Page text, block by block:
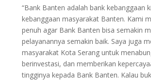
“Bank Banten adalah bank kebanggaan
kebanggaan masyarakat Banten. Kami
penuh agar Bank Banten bisa semakin
pelayanannya semakin baik. Saya juga
masyarakat Kota Serang untuk
berinvestasi, dan memberikan
tingginya kepada Bank Banten. Kalau